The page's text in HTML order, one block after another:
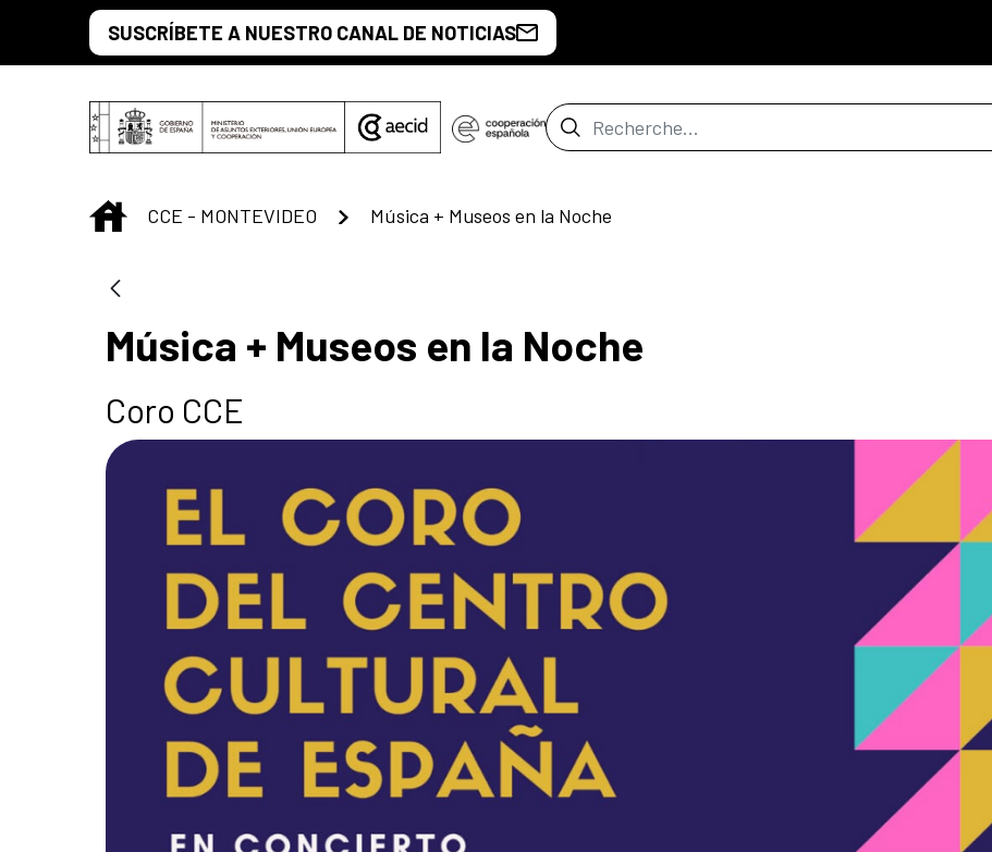
Saut au contenu principal
SUSCRÍBETE A NUESTRO CANAL DE NOTICIAS
Barre de recherche
INICIO
CCE - MONTEVIDEO Música + Museos en la Noche
Música + Museos en la Noche
Coro CCE